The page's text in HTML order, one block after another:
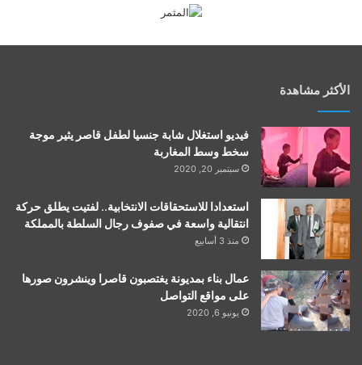
الأكثر مشاهدة
فيديو استغلال شابة جنسيا لطفل قاصر يثير موجة
سخط وسط المغاربة
سبتمبر 20, 2020
استعدادا للاستحقاقات الانتخابية.. لفتيت يطلق حركة
انتقالية واسعة في صفوف رجال السلطة بالمملكة
منذ 3 أسابيع
عمال بناء بمديونة يغتصبون قاصرا وينشرون صورها
على مواقع التواصل
يونيو 6, 2020